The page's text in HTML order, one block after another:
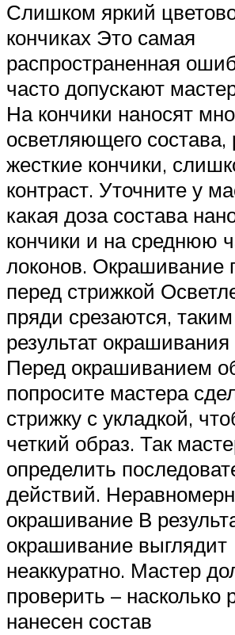
Слишком яркий
кончиках Это самая
распространенная
часто допускают
На кончики наносят
осветляющего состава,
жесткие кончики,
контраст. Уточните у
какая доза состава
кончики и на среднюю
локонов. Окрашивание
перед стрижкой
пряди срезаются,
результат
Перед окрашиванием
попросите мастера
стрижку с укладкой,
четкий образ. Так
определить
действий.
окрашивание В
окрашивание выглядит
неаккуратно. Мастер
проверить – насколько
нанесен состав